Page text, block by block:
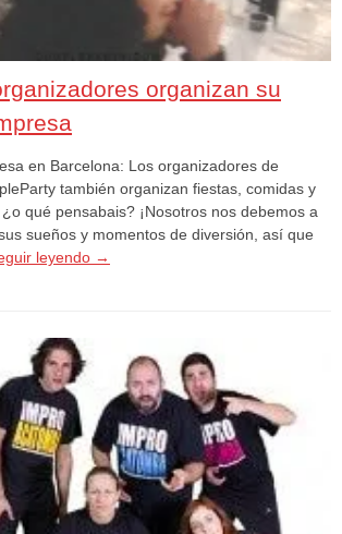
organizan su
en Barcelona: Los organizadores de
también organizan fiestas, comidas y
qué pensabais? ¡Nosotros nos debemos a
sueños y momentos de diversión, así que
leyendo →